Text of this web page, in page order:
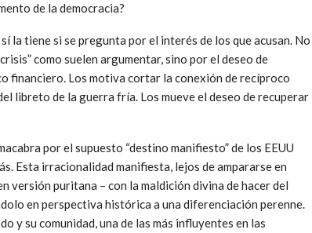
de la democracia?
la tiene si se pregunta por el interés de los que acusan. No
como suelen argumentar, sino por el deseo de
financiero. Los motiva cortar la conexión de recíproco
libreto de la guerra fría. Los mueve el deseo de recuperar
por el supuesto “destino manifiesto” de los EEUU
Esta irracionalidad manifiesta, lejos de ampararse en
versión puritana – con la maldición divina de hacer del
en perspectiva histórica a una diferenciación perenne.
y su comunidad, una de las más influyentes en las